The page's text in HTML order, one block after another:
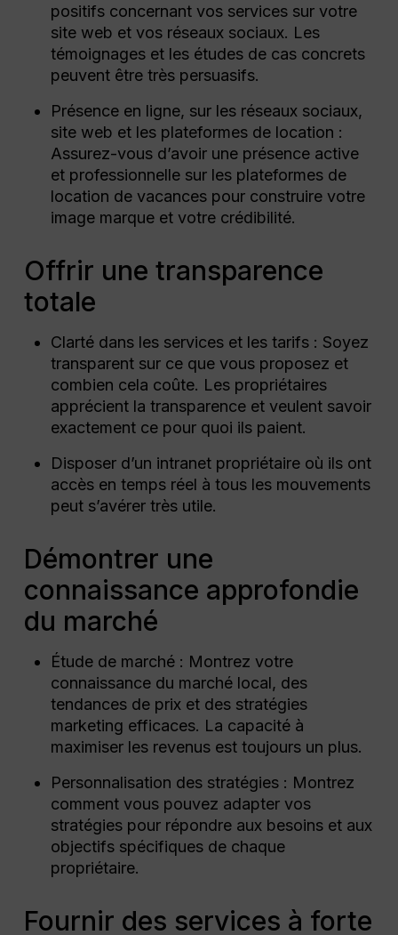
positifs concernant vos services sur votre
site web et vos réseaux sociaux. Les
témoignages et les études de cas concrets
peuvent être très persuasifs.
Présence en ligne, sur les réseaux sociaux,
site web et les plateformes de location :
Assurez-vous d’avoir une présence active
et professionnelle sur les plateformes de
location de vacances pour construire votre
image marque et votre crédibilité.
Offrir une transparence
totale
Clarté dans les services et les tarifs : Soyez
transparent sur ce que vous proposez et
combien cela coûte. Les propriétaires
apprécient la transparence et veulent savoir
exactement ce pour quoi ils paient.
Disposer d’un intranet propriétaire où ils ont
accès en temps réel à tous les mouvements
peut s’avérer très utile.
Démontrer une
connaissance approfondie
du marché
Étude de marché : Montrez votre
connaissance du marché local, des
tendances de prix et des stratégies
marketing efficaces. La capacité à
maximiser les revenus est toujours un plus.
Personnalisation des stratégies : Montrez
comment vous pouvez adapter vos
stratégies pour répondre aux besoins et aux
objectifs spécifiques de chaque
propriétaire.
Fournir des services à forte